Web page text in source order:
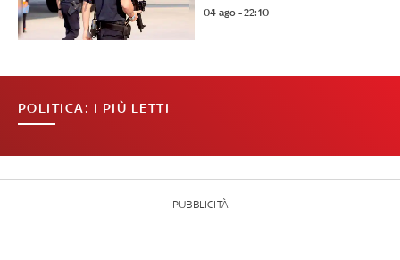
04 ago - 22:10
POLITICA: I PIÙ LETTI
PUBBLICITÀ